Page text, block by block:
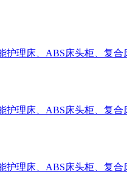
理床、ABS床头柜、复
理床、ABS床头柜、复
理床、ABS床头柜、复